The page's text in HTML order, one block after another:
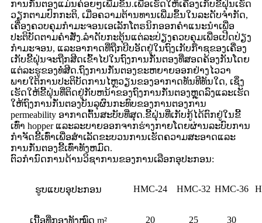
ການກັ່ນຕອງແມ່ນຄ່ອຍໆເພີ່ມຂຶ້ນ.ເພື່ອເຮັດໃຫ້ເຄື່ອງເກັບຂີ້ຝຸ່ນເຮັດ
ວຽກຕາມປົກກະຕິ, ເມື່ອຄວາມຕ້ານທານເພີ່ມຂຶ້ນໃນລະດັບຈໍາກັດ,
ເຄື່ອງຄວບຄຸມກໍາມະຈອນເອເລັກໂຕຣນິກອອກຄໍາແນະນໍາເພື່ອ
ປະຕິບັດຕາມຄໍາສັ່ງ.ລໍາດັບກະຕຸ້ນແຕ່ລະປ່ຽງຄວບຄຸມເພື່ອເປີດປ່ຽງ
ກໍາມະຈອນ, ແລະອາກາດທີ່ຖືກບີບອັດຢູ່ໃນຖົງເກັບກ໊າຊຂອງເຄື່ອງ
ເກັບຂີ້ຝຸ່ນຈະຖືກສີດເຂົ້າໄປໃນຖົງການກັ່ນຕອງທີ່ສອດຄ້ອງກັນໂດຍ
ແຕ່ລະຮູຂອງທໍ່ສີດ.ຖົງການກັ່ນຕອງຂະຫຍາຍອອກຢ່າງໄວວາ
ພາຍໃຕ້ການປະຕິບັດການໄຫຼວຽນຂອງອາກາດທັນທີທັນໃດ, ເຊິ່ງ
ເຮັດໃຫ້ຂີ້ຝຸ່ນທີ່ຕິດຢູ່ກັບຫນ້າຂອງຖົງການກັ່ນຕອງຫຼຸດລົງແລະເຮັດ
ໃຫ້ຖົງການກັ່ນຕອງບັນລຸຜົນກະທົບຂອງການຕອງການ
permeability ອາກາດຕົ້ນສະບັບທີ່ສຸດ.ຂີ້ຝຸ່ນທີ່ເກັບກູ້ໄດ້ຕົກຢູ່ໃນຂີ້
ເທົ່າ hopper ແລະລະບາຍອອກຈາກຮ່າງກາຍໂດຍຜ່ານລະບົບການ
ກໍາຈັດຂີ້ເທົ່າເພື່ອສໍາເລັດຂະບວນການເຮັດຄວາມສະອາດແລະ
ການກັ່ນຕອງຂີ້ເທົ່າທັງຫມົດ.
ຕົວກໍານົດການດ້ານວິຊາການຂອງການເລືອກອຸປະກອນ:
ຮູບແບບອຸປະກອນ HMC-24 HMC-32 HMC-36
ເນື້ອທີ່ກອງທັງໝົດ m² 20 25 30